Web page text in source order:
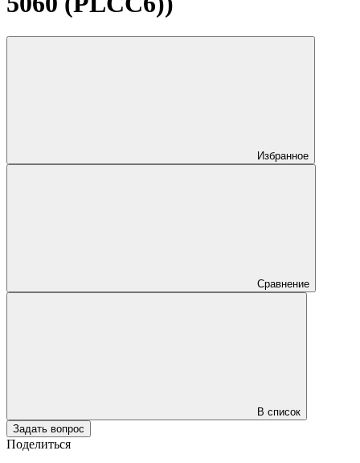
Избранное
Сравнение
В список
Задать вопрос
Поделиться